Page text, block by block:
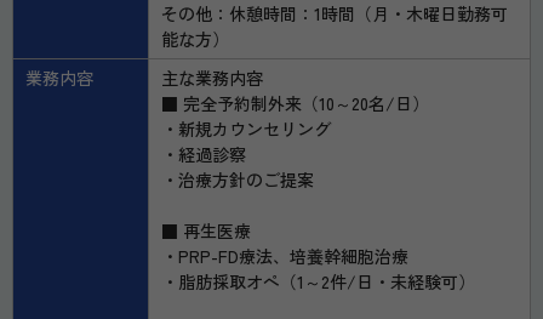
その他：休憩時間：1時間（月・木曜日勤務可
能な方）
業務内容
主な業務内容
■ 完全予約制外来（10～20名/日）
・新規カウンセリング
・経過診察
・治療方針のご提案
■ 再生医療
・PRP-FD療法、培養幹細胞治療
・脂肪採取オペ（1～2件/日・未経験可）